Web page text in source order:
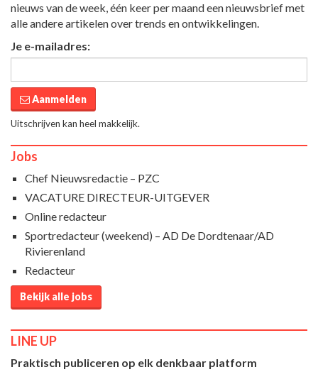
nieuws van de week, één keer per maand een nieuwsbrief met
alle andere artikelen over trends en ontwikkelingen.
Je e-mailadres:
Aanmelden
Uitschrijven kan heel makkelijk.
Jobs
Chef Nieuwsredactie – PZC
VACATURE DIRECTEUR-UITGEVER
Online redacteur
Sportredacteur (weekend) – AD De Dordtenaar/AD
Rivierenland
Redacteur
Bekijk alle jobs
LINE UP
Praktisch publiceren op elk denkbaar platform